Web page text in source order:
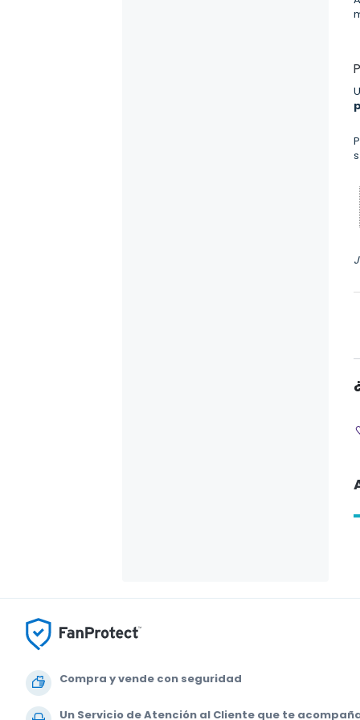
Compra y vende con seguridad
Un Servicio de Atención al Cliente que te